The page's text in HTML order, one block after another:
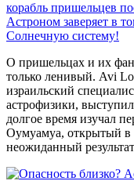
корабль пришельцев
Астроном заверяет в
Солнечную систему!
О пришельцах и их
только ленивый. Avi
израильский
астрофизики,
долгое время изучал
Оумуамуа, открытый в
неожиданный